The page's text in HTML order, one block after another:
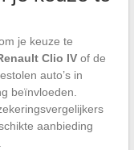
je keuze te
Clio IVof de
auto’s in
beïnvloeden.
aanbieding